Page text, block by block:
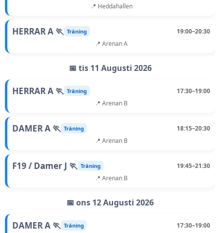
📍 Heddahallen
HERRAR A 🏃 Träning
19:00–20:30
📍 Arenan A
📅 tis 11 Augusti 2026
HERRAR A 🏃 Träning
17:30–19:00
📍 Arenan B
DAMER A 🏃 Träning
18:15–20:30
📍 Arenan B
F19 / Damer J 🏃 Träning
19:45–21:30
📍 Arenan B
📅 ons 12 Augusti 2026
DAMER A 🏃 Träning
17:30–19:00